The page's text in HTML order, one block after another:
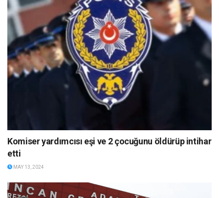
Komiser yardımcısı eşi ve 2 çocuğunu öldürüp intihar
etti
MAY 13, 2024